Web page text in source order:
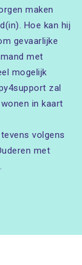
maken
Hoe kan hij
gevaarlijke
met
mogelijk
zal
in kaart
volgens
met